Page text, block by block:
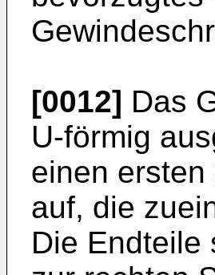
[0012] Das
U-förmig
einen
auf, die
Die Endteile